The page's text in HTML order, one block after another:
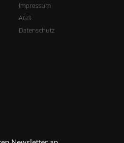
Impressum
AGB
Datenschutz